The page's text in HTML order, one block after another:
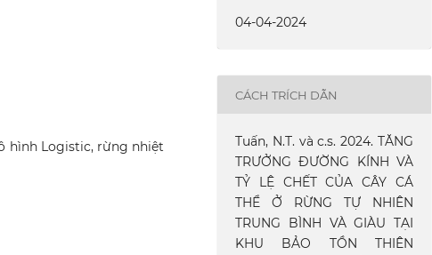
hình Logistic, rừng nhiệt
04-04-2024
CÁCH TRÍCH DẪN
Tuấn, N.T. và c.s. 2024. TĂNG
TRƯỞNG ĐƯỜNG KÍNH VÀ
TỶ LỆ CHẾT CỦA CÂY CÁ
THỂ Ở RỪNG TỰ NHIÊN
TRUNG BÌNH VÀ GIÀU TẠI
KHU BẢO TỒN THIÊN